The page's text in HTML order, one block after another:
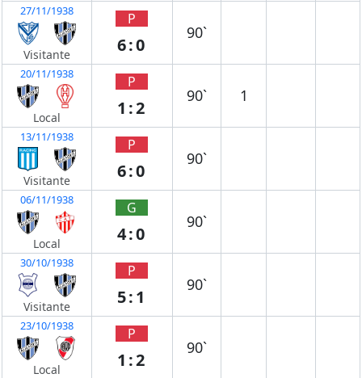
27/11/1938
Visitante
P
6:0
90`
20/11/1938
Local
P
1:2
90` 1
13/11/1938
Visitante
P
6:0
90`
06/11/1938
Local
G
4:0
90`
30/10/1938
Visitante
P
5:1
90`
23/10/1938
Local
P
1:2
90`